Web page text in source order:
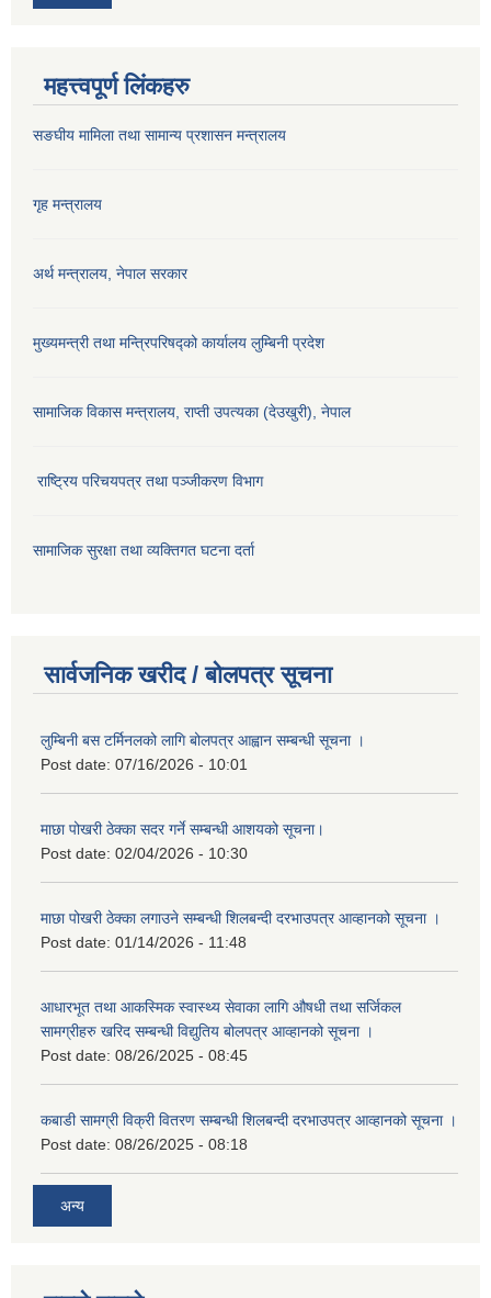
महत्त्वपूर्ण लिंकहरु
सङघीय मामिला तथा सामान्य प्रशासन मन्‍त्रालय
गृह मन्त्रालय
अर्थ मन्त्रालय, नेपाल सरकार
मुख्यमन्त्री तथा मन्त्रिपरिषद्को कार्यालय लुम्बिनी प्रदेश
सामाजिक विकास मन्‍‍त्रालय, राप्ती उपत्यका (देउखुरी), नेपाल
राष्ट्रिय परिचयपत्र तथा पञ्जीकरण विभाग
सामाजिक सुरक्षा तथा व्यक्तिगत घटना दर्ता
सार्वजनिक खरीद / बोलपत्र सूचना
लुम्बिनी बस टर्मिनलको लागि बोलपत्र आह्वान सम्बन्धी सूचना ।
Post date: 07/16/2026 - 10:01
माछा पोखरी ठेक्का सदर गर्ने सम्बन्धी आशयको सूचना।
Post date: 02/04/2026 - 10:30
माछा पोखरी ठेक्का लगाउने सम्बन्धी शिलबन्दी दरभाउपत्र आव्हानको सूचना ।
Post date: 01/14/2026 - 11:48
आधारभूत तथा आकस्मिक स्वास्थ्य सेवाका लागि औषधी तथा सर्जिकल
सामग्रीहरु खरिद सम्बन्धी विद्युतिय बोलपत्र आव्हानको सूचना ।
Post date: 08/26/2025 - 08:45
कबाडी सामग्री विक्री वितरण सम्बन्धी शिलबन्दी दरभाउपत्र आव्हानको सूचना ।
Post date: 08/26/2025 - 08:18
अन्य